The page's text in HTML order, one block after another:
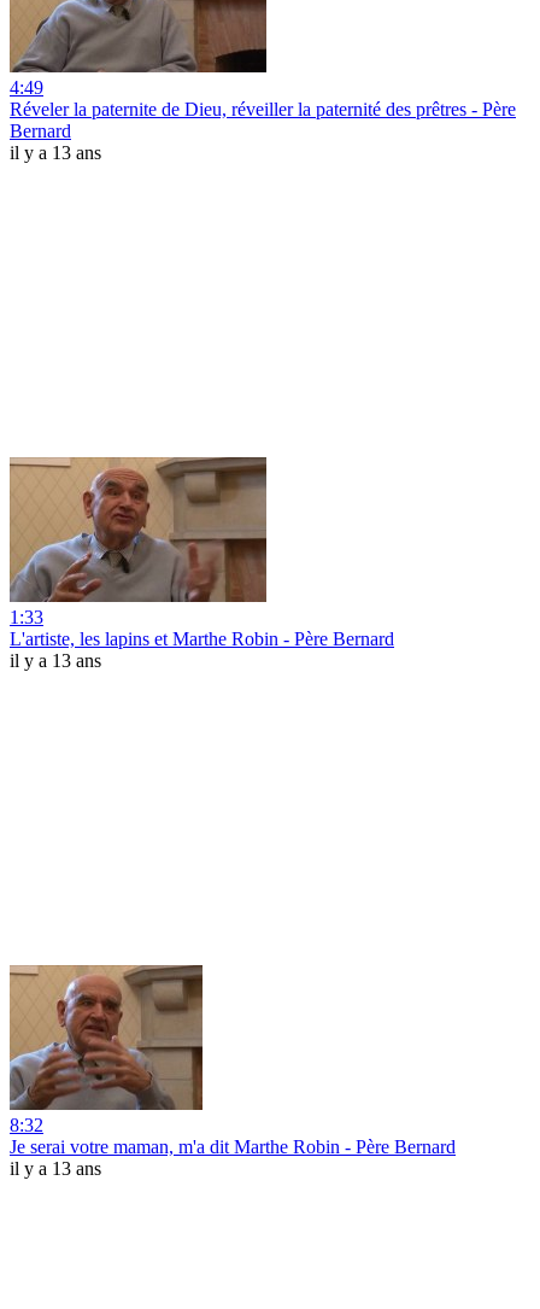
4:49
Réveler la paternite de Dieu, réveiller la paternité des prêtres - Père
Bernard
il y a 13 ans
1:33
L'artiste, les lapins et Marthe Robin - Père Bernard
il y a 13 ans
8:32
Je serai votre maman, m'a dit Marthe Robin - Père Bernard
il y a 13 ans